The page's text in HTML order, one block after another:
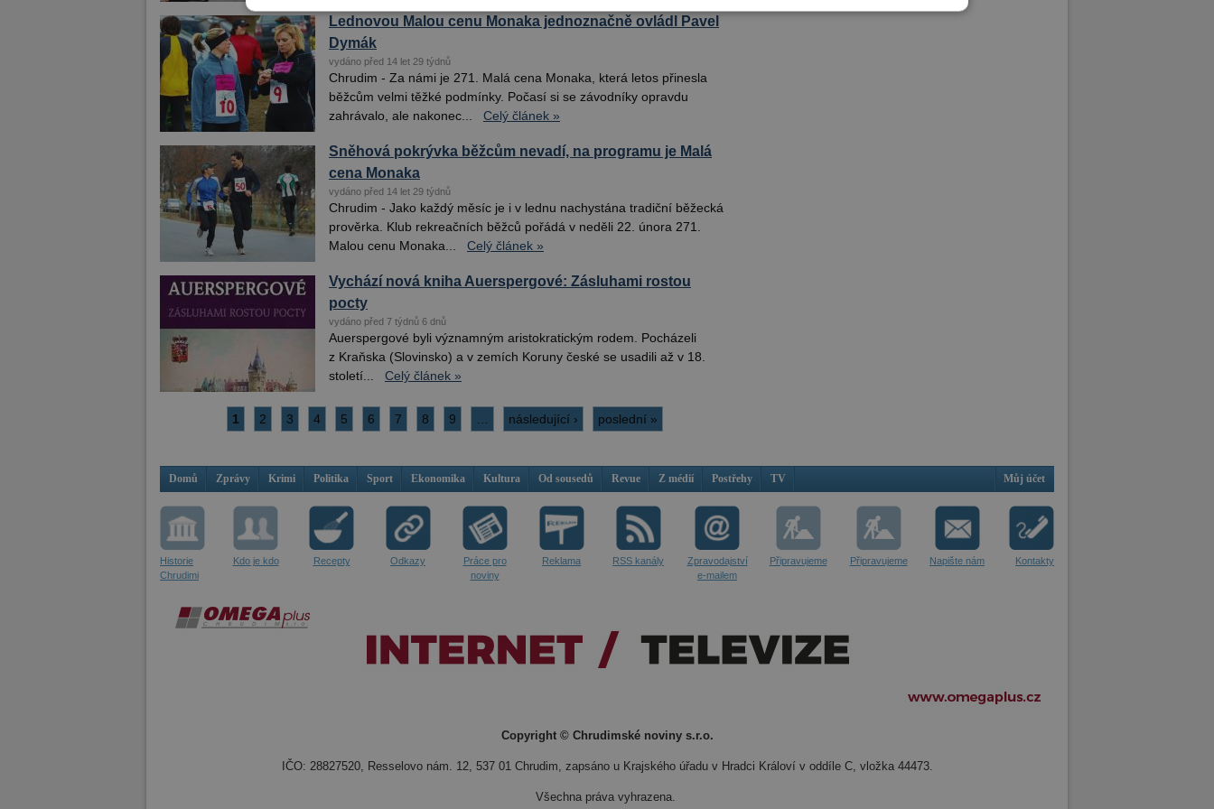
Lednovou Malou cenu Monaka jednoznačně ovládl Pavel
Dymák
vydáno před 14 let 29 týdnů
Chrudim - Za námi je 271. Malá cena Monaka, která letos přinesla
běžcům velmi těžké podmínky. Počasí si se závodníky opravdu
zahrávalo, ale nakonec...
Celý článek »
Sněhová pokrývka běžcům nevadí, na programu je Malá
cena Monaka
vydáno před 14 let 29 týdnů
Chrudim - Jako každý měsíc je i v lednu nachystána tradiční běžecká
prověrka. Klub rekreačních běžců pořádá v neděli 22. února 271.
Malou cenu Monaka...
Celý článek »
Vychází nová kniha Auerspergové: Zásluhami rostou
pocty
vydáno před 7 týdnů 6 dnů
Auerspergové byli významným aristokratickým rodem. Pocházeli
z Kraňska (Slovinsko) a v zemích Koruny české se usadili až v 18.
století...
Celý článek »
1 2 3 4 5 6 7 8 9 následující › poslední »
Domů Zprávy Krimi Politika Sport Ekonomika Kultura Od sousedů Revue Z médií Postřehy TV Můj účet
Historie
Chrudimi
Kdo je kdo Recepty Odkazy
Práce pro
noviny
Reklama RSS kanály
Zpravodajství
e-mailem
Připravujeme Připravujeme Napište nám Kontakty
Copyright © Chrudimské noviny s.r.o.
IČO: 28827520, Resselovo nám. 12, 537 01 Chrudim, zapsáno u Krajského úřadu v Hradci Královí v oddíle C, vložka 44473.
Všechna práva vyhrazena.